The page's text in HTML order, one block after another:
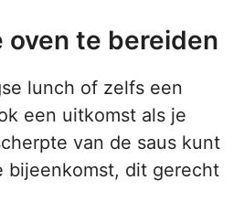
te bereiden
lunch of zelfs een
een uitkomst als je
van de saus kunt
bijeenkomst, dit gerecht